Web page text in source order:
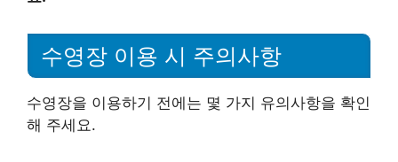
수영장 이용 시 주의사항
수영장을 이용하기 전에는 몇 가지 유의사항을 확인
해 주세요.